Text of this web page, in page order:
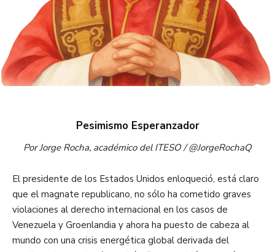
Pesimismo Esperanzador
Por Jorge Rocha, académico del ITESO / @JorgeRochaQ
El presidente de los Estados Unidos enloqueció, está claro
que el magnate republicano, no sólo ha cometido graves
violaciones al derecho internacional en los casos de
Venezuela y Groenlandia y ahora ha puesto de cabeza al
mundo con una crisis energética global derivada del